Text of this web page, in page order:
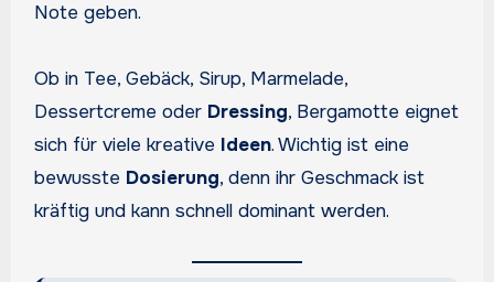
Note geben.
Ob in Tee, Gebäck, Sirup, Marmelade,
Dessertcreme oder Dressing, Bergamotte eignet
sich für viele kreative Ideen. Wichtig ist eine
bewusste Dosierung, denn ihr Geschmack ist
kräftig und kann schnell dominant werden.